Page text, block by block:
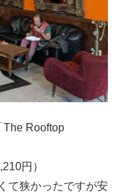
The Rooftop
円）
て狭かったですが安